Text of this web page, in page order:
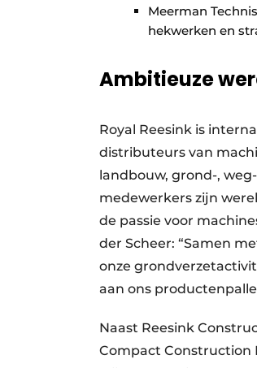
Meerman
hekwerken en
Ambitieuze
Royal Reesink is
distributeurs van
landbouw, grond-,
medewerkers zijn
de passie voor
der Scheer: “Samen
onze
aan ons
Naast Reesink
Compact Construction